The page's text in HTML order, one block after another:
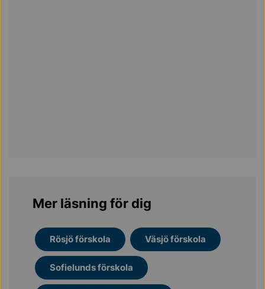
Mer läsning för dig
Rösjö förskola Väsjö förskola
Sofielunds förskola